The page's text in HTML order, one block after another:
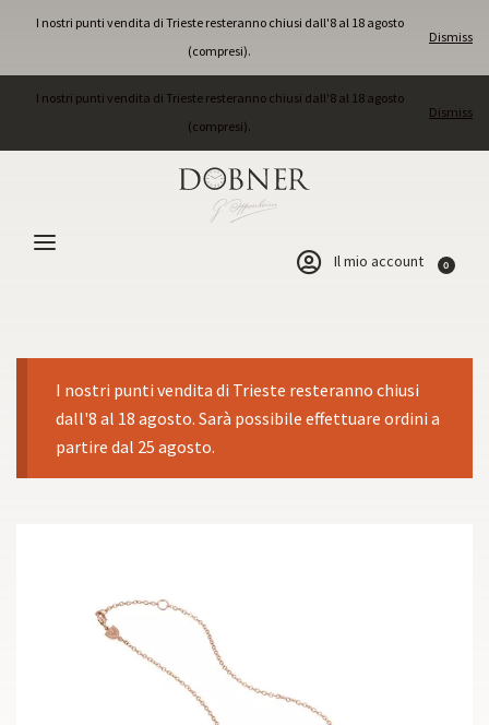
I nostri punti vendita di Trieste resteranno chiusi dall'8 al 18 agosto
(compresi).
Dismiss
I nostri punti vendita di Trieste resteranno chiusi dall'8 al 18 agosto
(compresi).
Dismiss
Il mio account 0
I nostri punti vendita di Trieste resteranno chiusi
dall'8 al 18 agosto. Sarà possibile effettuare ordini a
partire dal 25 agosto.